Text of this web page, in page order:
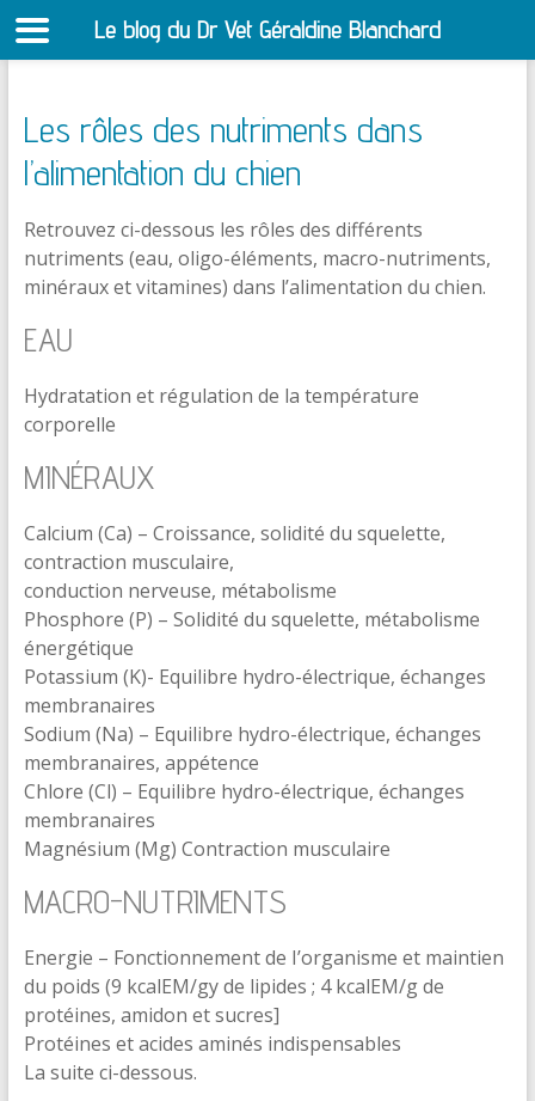
Les rôles des nutriments dans
l’alimentation du chien
Retrouvez ci-dessous les rôles des différents
nutriments (eau, oligo-éléments, macro-nutriments,
minéraux et vitamines) dans l’alimentation du chien.
EAU
Hydratation et régulation de la température
corporelle
MINÉRAUX
Calcium (Ca) – Croissance, solidité du squelette,
contraction musculaire,
conduction nerveuse, métabolisme
Phosphore (P) – Solidité du squelette, métabolisme
énergétique
Potassium (K)- Equilibre hydro-électrique, échanges
membranaires
Sodium (Na) – Equilibre hydro-électrique, échanges
membranaires, appétence
Chlore (Cl) – Equilibre hydro-électrique, échanges
membranaires
Magnésium (Mg) Contraction musculaire
MACRO-NUTRIMENTS
Energie – Fonctionnement de I’organisme et maintien
du poids (9 kcalEM/gy de lipides ; 4 kcalEM/g de
protéines, amidon et sucres]
Protéines et acides aminés indispensables
La suite ci-dessous.
Le blog du Dr Vet Géraldine Blanchard